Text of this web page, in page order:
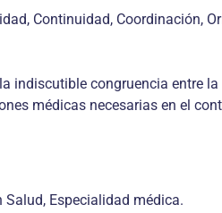
Continuidad, Coordinación,
indiscutible congruencia entre
médicas necesarias en el
Especialidad médica.